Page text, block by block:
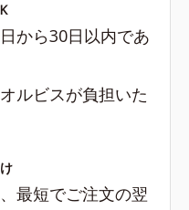
から30日以内であ
ルビスが負担いた
最短でご注文の翌